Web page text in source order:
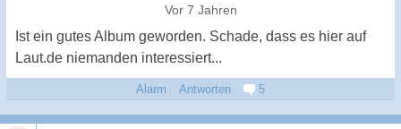
Vor 7 Jahren
Ist ein gutes Album geworden. Schade, dass es hier auf
Laut.de niemanden interessiert...
Alarm Antworten 5